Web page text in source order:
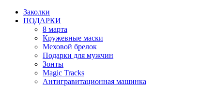
Заколки
ПОДАРКИ
8 марта
Кружевные маски
Меховой брелок
Подарки для мужчин
Зонты
Magic Tracks
Антигравитационная машинка